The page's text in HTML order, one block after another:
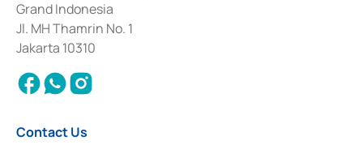
2017 and other business licenses from Bank Indonesia as a Supporting
Institution for the Issuance, Transaction, and Administration and
Settlement of Commercial Paper Transactions whose license was issued in
2018.
Grand Indonesia
Jl. MH Thamrin No. 1
Jakarta 10310
Contact Us